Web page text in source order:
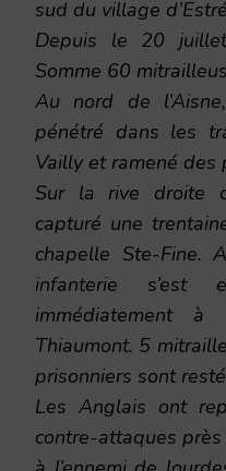
sud du village
Depuis le 20
Somme 60
Au nord de
pénétré dans les
Vailly et ramené des
Sur la rive droite
capturé une
chapelle Ste-Fine.
infanterie s’est
immédiatement à
Thiaumont. 5
prisonniers sont
Les Anglais ont
contre-attaques